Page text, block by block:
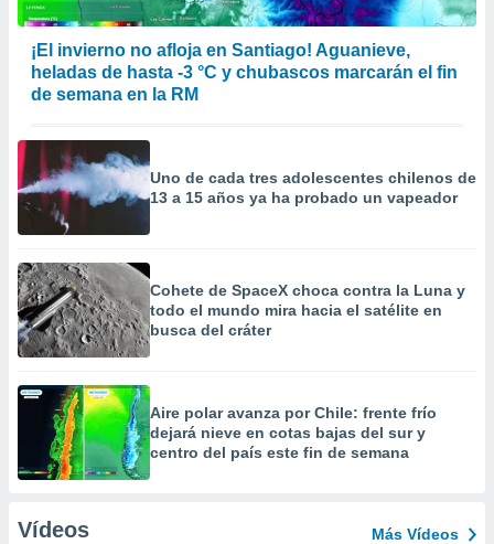
¡El invierno no afloja en Santiago! Aguanieve,
heladas de hasta -3 °C y chubascos marcarán el fin
de semana en la RM
Uno de cada tres adolescentes chilenos de
13 a 15 años ya ha probado un vapeador
Cohete de SpaceX choca contra la Luna y
todo el mundo mira hacia el satélite en
busca del cráter
Aire polar avanza por Chile: frente frío
dejará nieve en cotas bajas del sur y
centro del país este fin de semana
Vídeos Más Vídeos